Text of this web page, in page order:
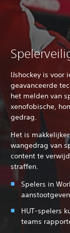
IJshockey is voor
geavanceerde
het melden van
xenofobische,
gedrag.
Het is
wangedrag van
content te
straffen.
Spelers in
HUT-spelers
teams